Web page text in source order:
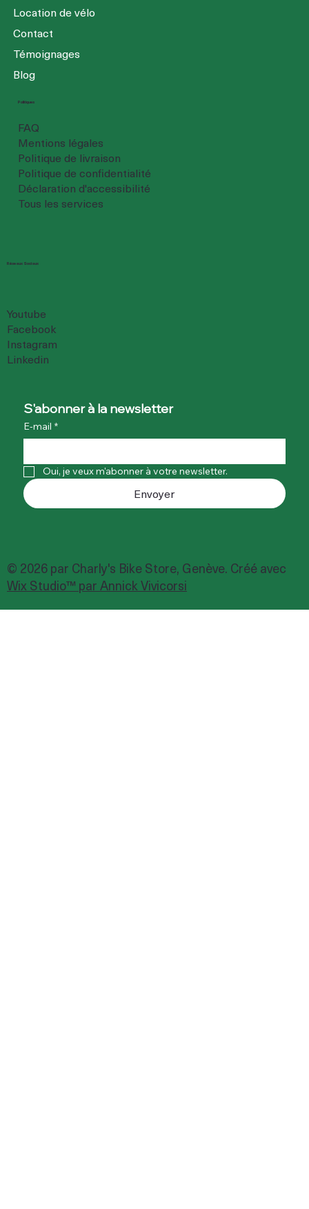
Location de vélo
Contact
Témoignages
Blog
Politiques
FAQ
Mentions légales
Politique de livraison
Politique de confidentialité
Déclaration d'accessibilité
Tous les services
Youtube
Facebook
Instagram
Linkedin
Réseaux Sociaux
S'abonner à la newsletter
E-mail *
Oui, je veux m'abonner à votre newsletter.
Envoyer
© 2026 par Charly's Bike Store, Genève. Créé avec
Wix Studio™ par Annick Vivicorsi